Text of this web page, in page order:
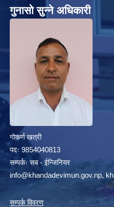
गुनासो सुन्ने अधिकारी
गोकर्ण खत्री
पदः 9854040813
सम्पर्कः सब - ईन्जिनियर
info@khandadevimun.gov.np,
सम्पर्क विवरण